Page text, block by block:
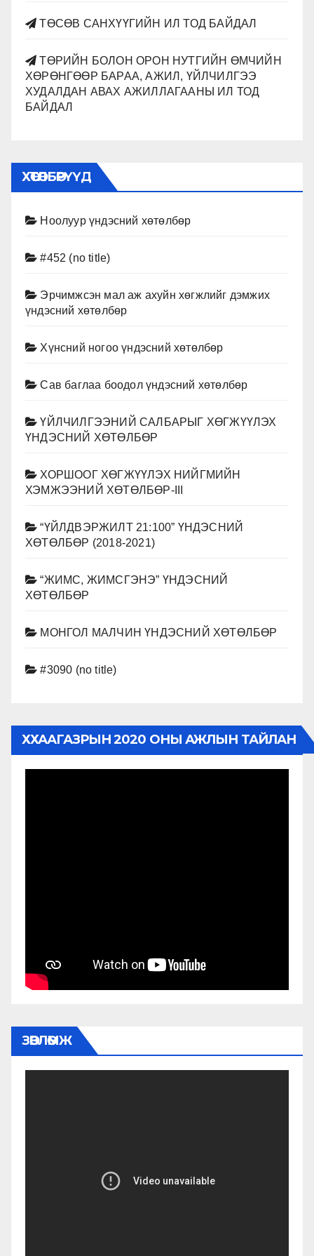
ТӨСӨВ САНХҮҮГИЙН ИЛ ТОД БАЙДАЛ
ТӨРИЙН БОЛОН ОРОН НУТГИЙН ӨМЧИЙН
ХӨРӨНГӨӨР БАРАА, АЖИЛ, ҮЙЛЧИЛГЭЭ
ХУДАЛДАН АВАХ АЖИЛЛАГААНЫ ИЛ ТОД
БАЙДАЛ
ХӨТӨЛБӨРҮҮД
Ноолуур үндэсний хөтөлбөр
#452 (no title)
Эрчимжсэн мал аж ахуйн хөгжлийг дэмжих
үндэсний хөтөлбөр
Хүнсний ногоо үндэсний хөтөлбөр
Сав баглаа боодол үндэсний хөтөлбөр
ҮЙЛЧИЛГЭЭНИЙ САЛБАРЫГ ХӨГЖҮҮЛЭХ
ҮНДЭСНИЙ ХӨТӨЛБӨР
ХОРШООГ ХӨГЖҮҮЛЭХ НИЙГМИЙН
ХЭМЖЭЭНИЙ ХӨТӨЛБӨР-III
“ҮЙЛДВЭРЖИЛТ 21:100” ҮНДЭСНИЙ
ХӨТӨЛБӨР (2018-2021)
“ЖИМС, ЖИМСГЭНЭ” ҮНДЭСНИЙ
ХӨТӨЛБӨР
МОНГОЛ МАЛЧИН ҮНДЭСНИЙ ХӨТӨЛБӨР
#3090 (no title)
ХХААГАЗРЫН 2020 ОНЫ АЖЛЫН ТАЙЛАН
ЗӨВЛӨМЖ